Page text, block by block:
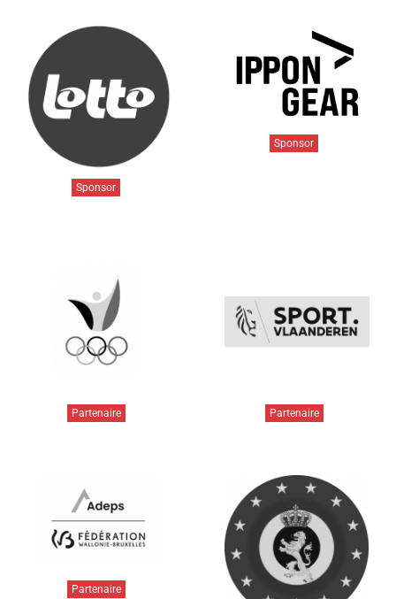
Sponsor
Sponsor
Partenaire Partenaire
Partenaire